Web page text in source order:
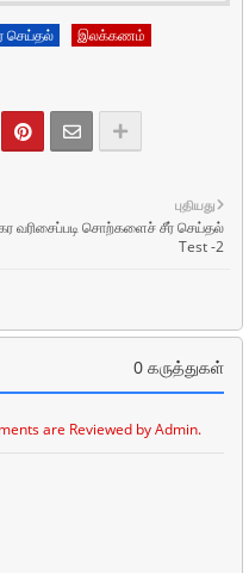
செய்தல்
இலக்கணம்
புதியது
வரிசைப்படி சொற்களைச் சீர் செய்தல்
Test -2
0 கருத்துகள்
are Reviewed by Admin.